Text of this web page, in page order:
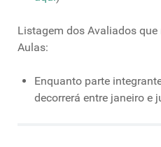
Listagem dos Avaliados que
Aulas:
Enquanto parte
decorrerá entre janeiro e